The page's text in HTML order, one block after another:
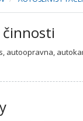
činnosti
autoopravna,